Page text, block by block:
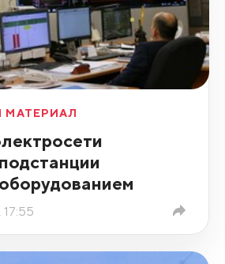
МАТЕРИАЛ